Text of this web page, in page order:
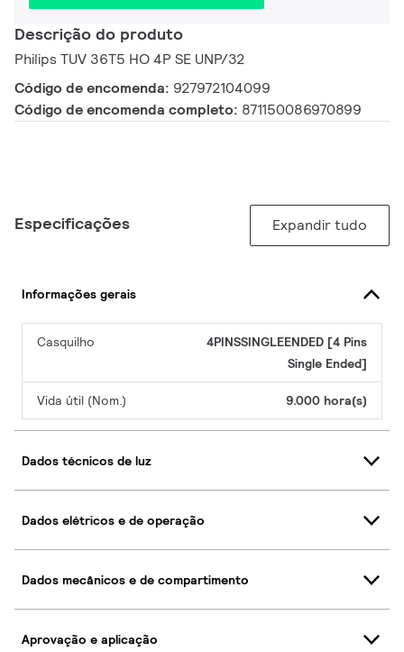
Descrição do produto
Philips TUV 36T5 HO 4P SE UNP/32
Código de encomenda: 927972104099
Código de encomenda completo: 871150086970899
Especificações Expandir tudo
Informações gerais
Casquilho
4PINSSINGLEENDED [4 Pins
Single Ended]
Vida útil (Nom.) 9.000 hora(s)
Dados técnicos de luz
Dados elétricos e de operação
Dados mecânicos e de compartimento
Aprovação e aplicação